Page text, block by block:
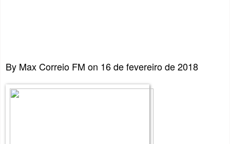
By Max Correio FM on 16 de fevereiro de 2018